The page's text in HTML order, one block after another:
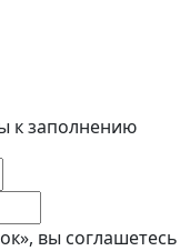
к заполнению
вы соглашетесь